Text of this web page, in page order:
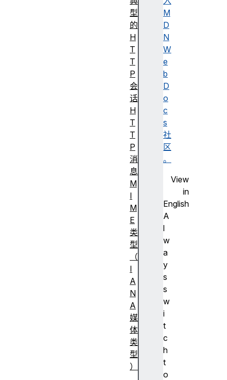
M
D
N
W
e
b
D
o
c
s
社
区
。
View
in
English
A
l
w
a
y
s
s
w
i
t
c
h
t
o
型
的
H
T
T
P
会
话
H
T
T
P
消
息
M
I
M
E
类
型
（
I
A
N
A
媒
体
类
型
）